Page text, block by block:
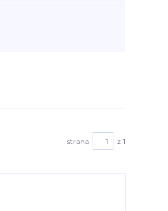
strana z 1